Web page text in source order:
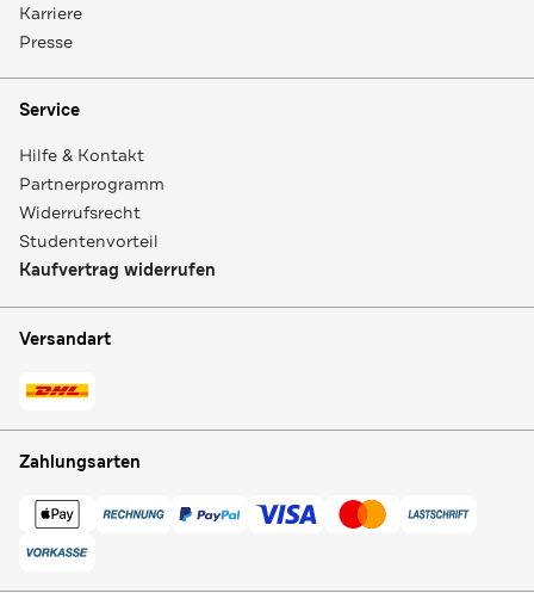
Karriere
Presse
Service
Hilfe & Kontakt
Partnerprogramm
Widerrufsrecht
Studentenvorteil
Kaufvertrag widerrufen
Versandart
Zahlungsarten